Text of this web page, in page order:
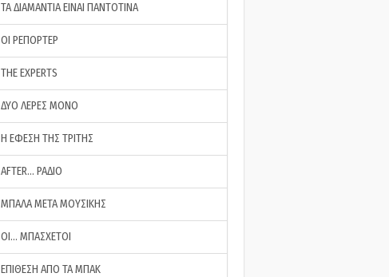
ΤΑ ΔΙΑΜΑΝΤΙΑ ΕΙΝΑΙ ΠΑΝΤΟΤΙΝΑ
ΟΙ ΡΕΠΟΡΤΕΡ
THE EXPERTS
ΔΥΟ ΛΕΡΕΣ ΜΟΝΟ
Η ΕΦΕΣΗ ΤΗΣ ΤΡΙΤΗΣ
AFTER… ΡΑΔΙΟ
ΜΠΑΛΑ ΜΕΤΑ ΜΟΥΣΙΚΗΣ
ΟΙ… ΜΠΑΣΧΕΤΟΙ
ΕΠΙΘΕΣΗ ΑΠΟ ΤΑ ΜΠΑΚ